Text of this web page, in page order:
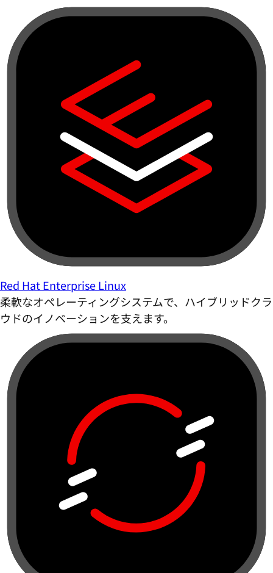
Red Hat Enterprise Linux
柔軟なオペレーティングシステムで、ハイブリッドクラ
ウドのイノベーションを支えます。